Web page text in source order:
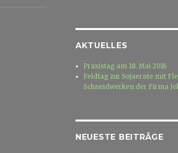
AKTUELLES
Praxistag am 18. Mai 2016
Feldtag zur Sojaernte mit
Schneidwerken der Firma
NEUESTE BEITRÄGE